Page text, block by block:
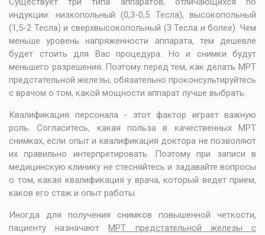
индукции: низкопольный (0,3-0,5 Тесла), высокопольный
(1,5-2 Тесла) и сверхвысокопольный (3 Тесла и более). Чем
меньше уровень напряженности аппарата, тем дешевле
будет стоить для Вас процедура. Но и снимки будут
меньшего разрешения. Поэтому перед тем, как делать МРТ
предстательной железы, обязательно проконсультируйтесь
с врачом о том, какой мощности аппарат лучше выбрать.
Квалификация персонала - этот фактор играет важную
роль. Согласитесь, какая польза в качественных МРТ
снимках, если опыт и квалификация доктора не позволяют
их правильно интерпретировать. Поэтому при записи в
медицинскую клинику не стесняйтесь и задавайте вопросы
о том, какая квалификация у врача, который ведет прием,
каков его стаж и опыт работы.
Иногда для получения снимков повышенной четкости,
пациенту назначаютМРТ предстательной железы с